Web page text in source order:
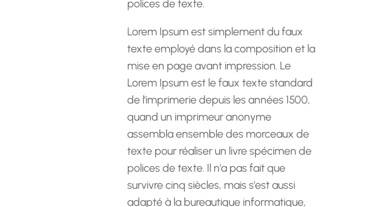
polices de texte.
Lorem Ipsum est simplement du faux
texte employé dans la composition et la
mise en page avant impression. Le
Lorem Ipsum est le faux texte standard
de l'imprimerie depuis les années 1500,
quand un imprimeur anonyme
assembla ensemble des morceaux de
texte pour réaliser un livre spécimen de
polices de texte. Il n'a pas fait que
survivre cinq siècles, mais s'est aussi
adapté à la bureautique informatique,